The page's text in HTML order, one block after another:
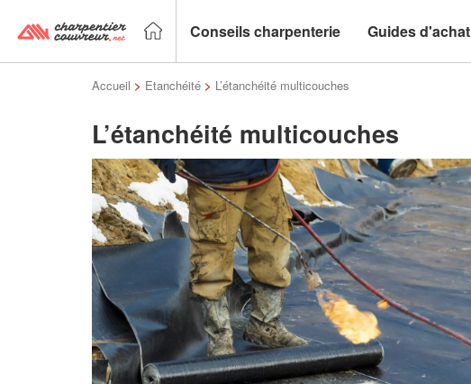
Conseils charpenterie Guides d'achat
Accueil > Etanchéité > L’étanchéité multicouches
L’étanchéité multicouches